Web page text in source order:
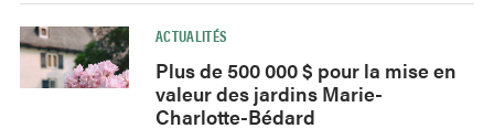
ACTUALITÉS
Plus de 500 000 $ pour la mise en
valeur des jardins Marie-
Charlotte-Bédard